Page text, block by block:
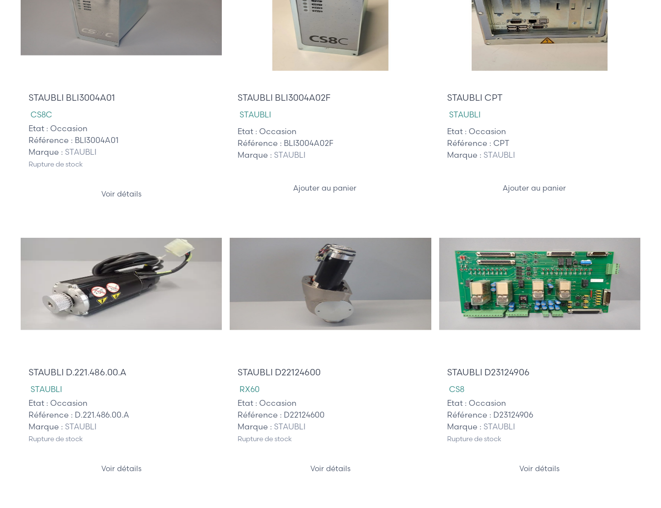
STAUBLI BLI3004A01
CS8C
Etat : Occasion
Référence : BLI3004A01
Marque : STAUBLI
Rupture de stock
Voir détails
STAUBLI BLI3004A02F
STAUBLI
Etat : Occasion
Référence : BLI3004A02F
Marque : STAUBLI
Ajouter au panier
STAUBLI CPT
STAUBLI
Etat : Occasion
Référence : CPT
Marque : STAUBLI
Ajouter au panier
STAUBLI D.221.486.00.A
STAUBLI
Etat : Occasion
Référence : D.221.486.00.A
Marque : STAUBLI
Rupture de stock
Voir détails
STAUBLI D22124600
RX60
Etat : Occasion
Référence : D22124600
Marque : STAUBLI
Rupture de stock
Voir détails
STAUBLI D23124906
CS8
Etat : Occasion
Référence : D23124906
Marque : STAUBLI
Rupture de stock
Voir détails